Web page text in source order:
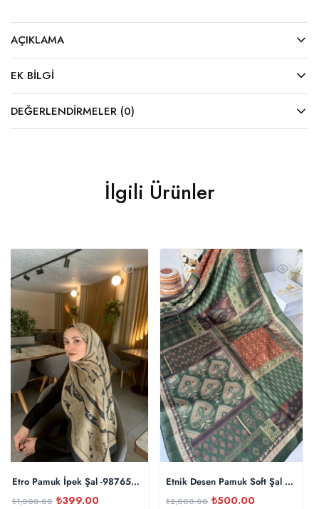
AÇIKLAMA
EK BILGI
DEĞERLENDIRMELER (0)
İlgili Ürünler
Etro Pamuk İpek Şal -987654. Gold Siyah
₺1,000.00 ₺399.00
Etnik Desen Pamuk Soft Şal 83923
₺2,000.00 ₺500.00